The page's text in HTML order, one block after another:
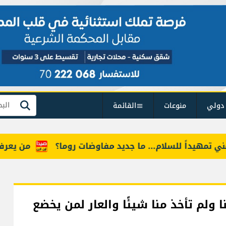
منوعات القائمة بحث
من يعرف للسلام... ما جديد مفاوضات روما؟
ولم تأخذ منا شيئًا والعار لمن يخضع